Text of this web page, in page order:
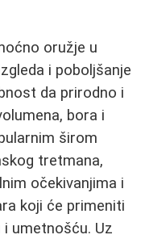
oružje u
i poboljšanje
da prirodno i
bora i
širom
tretmana,
očekivanjima i
koji će primeniti
umetnošću. Uz